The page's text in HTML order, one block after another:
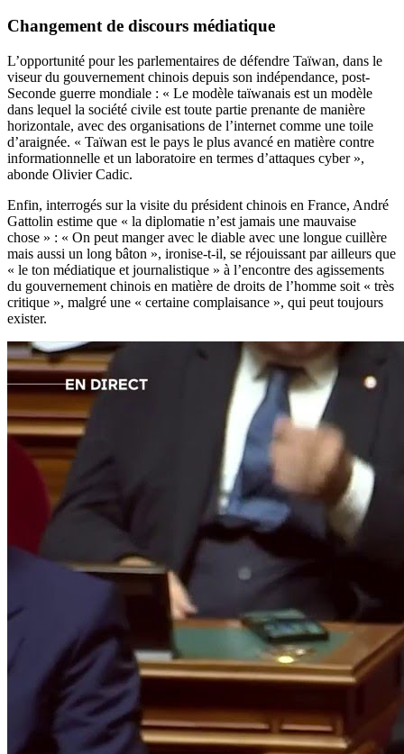
Changement de discours médiatique
L’opportunité pour les parlementaires de défendre Taïwan, dans le
viseur du gouvernement chinois depuis son indépendance, post-
Seconde guerre mondiale : « Le modèle taïwanais est un modèle
dans lequel la société civile est toute partie prenante de manière
horizontale, avec des organisations de l’internet comme une toile
d’araignée. « Taïwan est le pays le plus avancé en matière contre
informationnelle et un laboratoire en termes d’attaques cyber »,
abonde Olivier Cadic.
Enfin, interrogés sur la visite du président chinois en France, André
Gattolin estime que « la diplomatie n’est jamais une mauvaise
chose » : « On peut manger avec le diable avec une longue cuillère
mais aussi un long bâton », ironise-t-il, se réjouissant par ailleurs que
« le ton médiatique et journalistique » à l’encontre des agissements
du gouvernement chinois en matière de droits de l’homme soit « très
critique », malgré une « certaine complaisance », qui peut toujours
exister.